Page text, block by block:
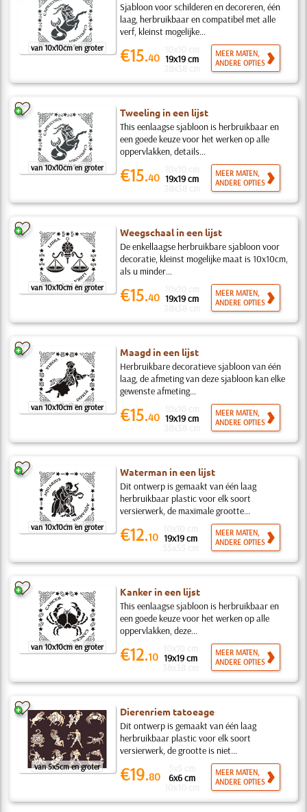
van 10x10cm en groter
Sjabloon voor schilderen en decoreren, één
laag, herbruikbaar en compatibel met alle
verf, kleinst mogelijke...
€15.40 19x19 cm
MEER MATEN,
ANDERE OPTIES
van 10x10cm en groter
Tweeling in een lijst
This eenlaagse sjabloon is herbruikbaar en
een goede keuze voor het werken op alle
oppervlakken, details...
€15.40 19x19 cm
MEER MATEN,
ANDERE OPTIES
van 10x10cm en groter
Weegschaal in een lijst
De enkellaagse herbruikbare sjabloon voor
decoratie, kleinst mogelijke maat is 10x10cm,
als u minder...
€15.40 19x19 cm
MEER MATEN,
ANDERE OPTIES
van 10x10cm en groter
Maagd in een lijst
Herbruikbare decoratieve sjabloon van één
laag, de afmeting van deze sjabloon kan elke
gewenste afmeting...
€15.40 19x19 cm
MEER MATEN,
ANDERE OPTIES
van 10x10cm en groter
Waterman in een lijst
Dit ontwerp is gemaakt van één laag
herbruikbaar plastic voor elk soort
versierwerk, de maximale grootte...
€12.10 19x19 cm
MEER MATEN,
ANDERE OPTIES
van 10x10cm en groter
Kanker in een lijst
This eenlaagse sjabloon is herbruikbaar en
een goede keuze voor het werken op alle
oppervlakken, deze...
€12.10 19x19 cm
MEER MATEN,
ANDERE OPTIES
van 5x5cm en groter
Dierenriem tatoeage
Dit ontwerp is gemaakt van één laag
herbruikbaar plastic voor elk soort
versierwerk, de grootte is niet...
€19.80 6x6 cm
MEER MATEN,
ANDERE OPTIES